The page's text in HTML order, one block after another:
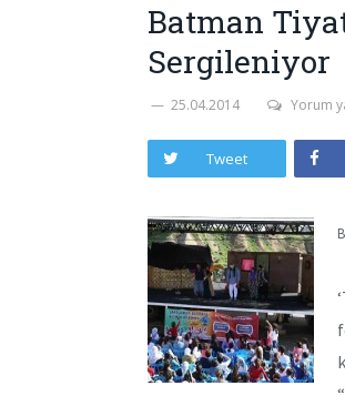
Batman
Sergileniyor
25.04.2014 Yorum
Tweet